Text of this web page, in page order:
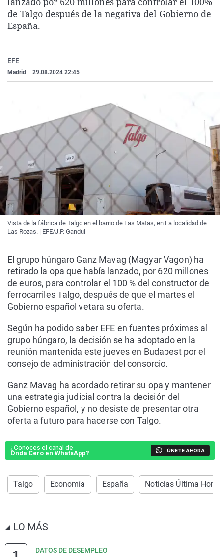
La rosa de los vientos
Caso
Extremadura
Virales
de Talgo después de la negativa del Gobierno de
España.
EFE
Madrid 29.08.2024 22:45
Vista de la fábrica de Talgo en el barrio de Las Matas, en La localidad de
Las Rozas. | EFE/J.P. Gandul
El grupo húngaro Ganz Mavag (Magyar Vagon) ha
retirado la opa que había lanzado, por 620 millones
de euros, para controlar el 100 % del constructor de
ferrocarriles Talgo, después de que el martes el
Gobierno español vetara su oferta.
Según ha podido saber EFE en fuentes próximas al
grupo húngaro, la decisión se ha adoptado en la
reunión mantenida este jueves en Budapest por el
consejo de administración del consorcio.
Ganz Mavag ha acordado retirar su opa y mantener
una estrategia judicial contra la decisión del
Gobierno español, y no desiste de presentar otra
oferta a futuro para hacerse con Talgo.
¿Conoces el canal de
Onda Cero en WhatsApp?
ÚNETE AHORA
Talgo Economía España Noticias Última Hora
LO MÁS
DATOS DE DESEMPLEO